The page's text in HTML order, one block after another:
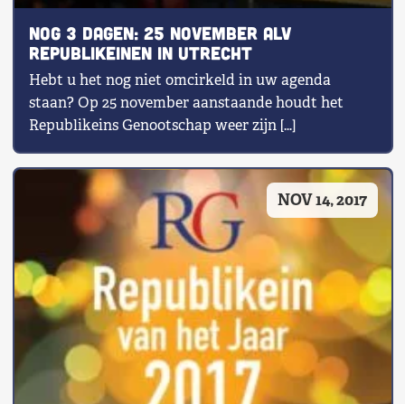
NOG 3 DAGEN: 25 November ALV
Republikeinen in Utrecht
Hebt u het nog niet omcirkeld in uw agenda
staan? Op 25 november aanstaande houdt het
Republikeins Genootschap weer zijn […]
NOV 14, 2017